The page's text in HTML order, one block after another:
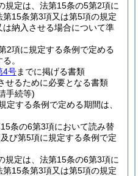
規定は、法第15条の5第2項に
15条第3項又は第5項の規定
納入させる場合について準
2項に規定する条例で定める
。
4号までに掲げる書類
せるために必要となる書類
手続等)
定する条例で定める期間は、
条の6第3項において読み替
び第5項に規定する条例で定
規定は、法第15条の6第3項に
15条第3項又は第5項の規定